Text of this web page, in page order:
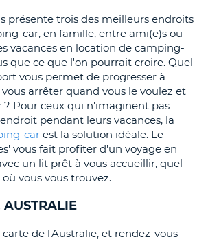
présente trois des meilleurs endroits
car, en famille, entre ami(e)s ou
vacances en location de camping-
que ce que l'on pourrait croire. Quel
vous permet de progresser à
arrêter quand vous le voulez et
? Pour ceux qui n'imaginent pas
pendant leurs vacances, la
car est la solution idéale. Le
vous fait profiter d'un voyage en
un lit prêt à vous accueillir, quel
vous vous trouvez.
AUSTRALIE
de l'Australie, et rendez-vous